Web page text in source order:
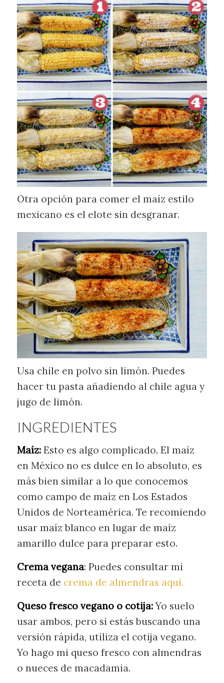
Otra opción para comer el maíz estilo
mexicano es el elote sin desgranar.
Usa chile en polvo sin limón. Puedes
hacer tu pasta añadiendo al chile agua y
jugo de limón.
INGREDIENTES
Maíz: Esto es algo complicado. El maíz
en México no es dulce en lo absoluto, es
más bien similar a lo que conocemos
como campo de maíz en Los Estados
Unidos de Norteamérica. Te recomiendo
usar maíz blanco en lugar de maíz
amarillo dulce para preparar esto.
Crema vegana: Puedes consultar mi
receta de crema de almendras aquí.
Queso fresco vegano o cotija:Yo suelo
usar ambos, pero si estás buscando una
versión rápida, utiliza el cotija vegano.
Yo hago mi queso fresco con almendras
o nueces de macadamia.